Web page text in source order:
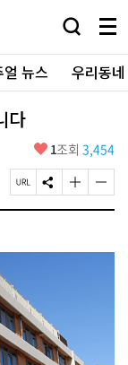
검
창
열
기
메
뉴
전
체
보
얼 뉴스 우리동
다
좋
요
1조회 3,454
페
이
R
사
S
N
유
글
자
크
글
자
작